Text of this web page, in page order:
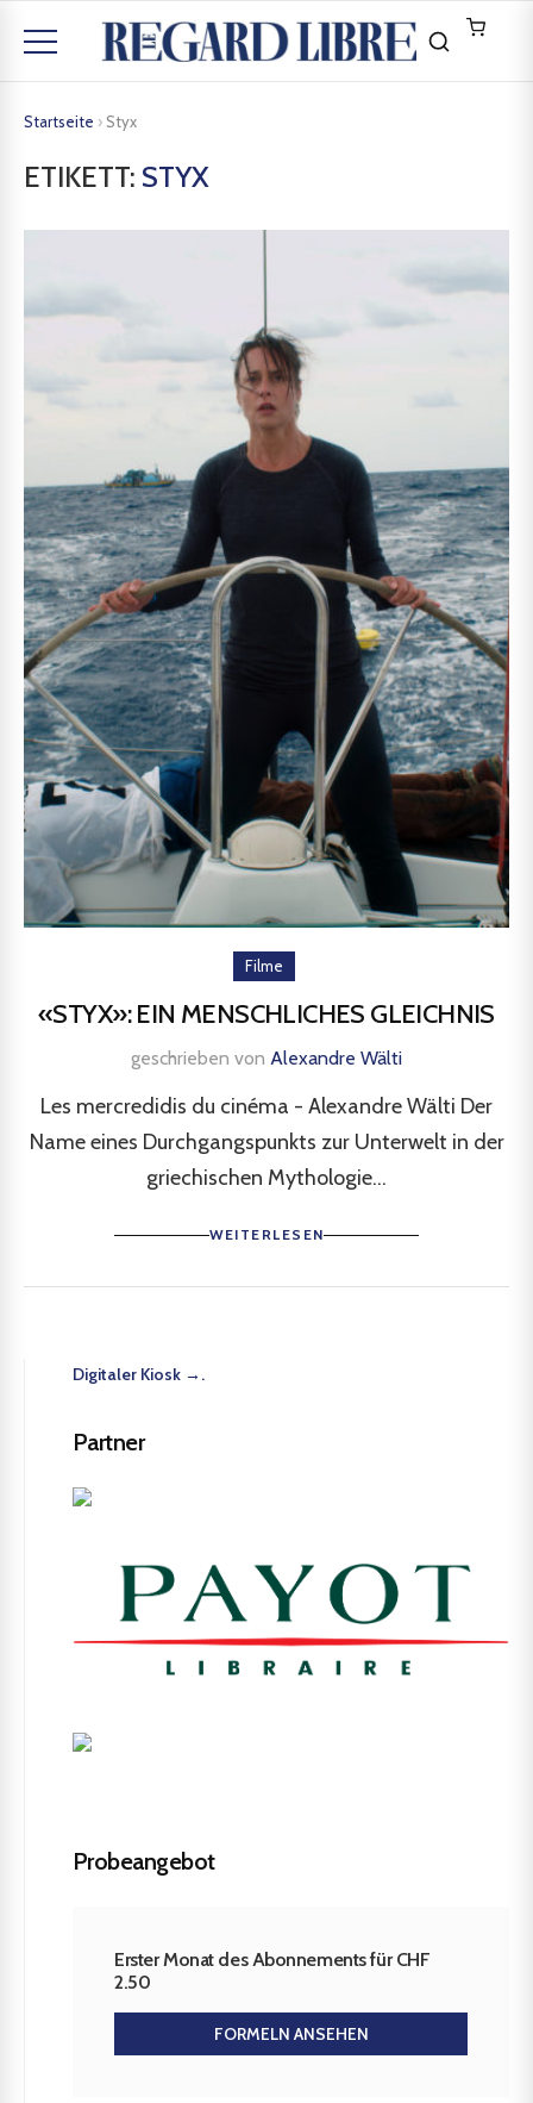
Startseite › Styx
ETIKETT: STYX
Filme
«STYX»: EIN MENSCHLICHES GLEICHNIS
geschrieben von Alexandre Wälti
Les mercredidis du cinéma - Alexandre Wälti Der
Name eines Durchgangspunkts zur Unterwelt in der
griechischen Mythologie...
WEITERLESEN
Digitaler Kiosk →.
Partner
Probeangebot
Erster Monat des Abonnements für CHF
2.50
FORMELN ANSEHEN